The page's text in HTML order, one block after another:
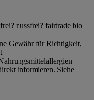
nussfrei? fairtrade bio
Gewähr für Richtigkeit,
informieren. Siehe